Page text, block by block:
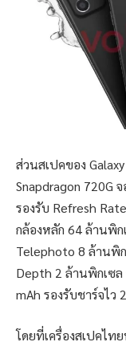
ส่วนสเปคของ
Snapdragon 720G
รองรับ Refresh
กล้องหลัก 64 ล้านพิก
Telephoto 8 ล้านพิ
Depth 2 ล้านพิกเซ
mAh รองรับชาร์จไว
โดยที่เครื่องสเปคไท